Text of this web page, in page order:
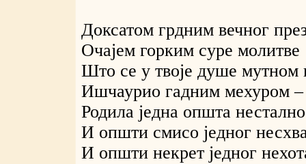
Доксатом грдним вечног
Очајем горким суре молитве
Што се у твоје душе мутном
Ишчаурио гадним мехуром –
Родила једна општа
И општи смисо једног
И општи некрет једног